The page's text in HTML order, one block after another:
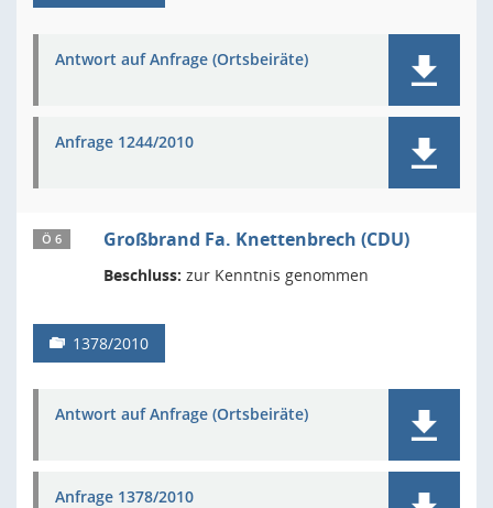
Antwort auf Anfrage (Ortsbeiräte)
Anfrage 1244/2010
Ö 6 Großbrand Fa. Knettenbrech (CDU)
Beschluss: zur Kenntnis genommen
1378/2010
Antwort auf Anfrage (Ortsbeiräte)
Anfrage 1378/2010